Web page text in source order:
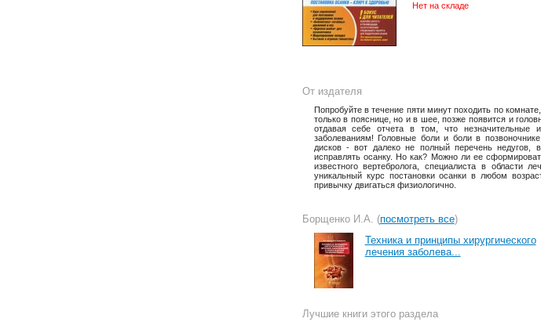
Нет на складе
От издателя
Попробуйте в течение пяти минут походить по
только в пояснице, но и в шее, позже появится и
отдавая себе отчета в том, что незначительные
заболеваниям! Головные боли и боли в
дисков - вот далеко не полный перечень недугов,
исправлять осанку. Но как? Можно ли ее
известного вертебролога, специалиста в области
уникальный курс постановки осанки в любом
привычку двигаться физиологично.
Борщенко И.А. (посмотреть все)
Техника и принципы хирургического
лечения заболева...
Лучшие книги этого раздела